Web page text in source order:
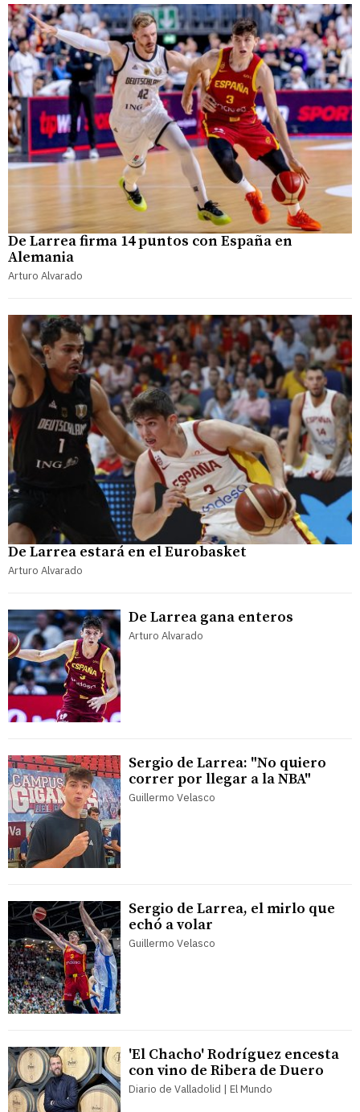
De Larrea firma 14 puntos con España en
Alemania
Arturo Alvarado
De Larrea estará en el Eurobasket
Arturo Alvarado
De Larrea gana enteros
Arturo Alvarado
Sergio de Larrea: "No quiero
correr por llegar a la NBA"
Guillermo Velasco
Sergio de Larrea, el mirlo que
echó a volar
Guillermo Velasco
'El Chacho' Rodríguez encesta
con vino de Ribera de Duero
Diario de Valladolid | El Mundo